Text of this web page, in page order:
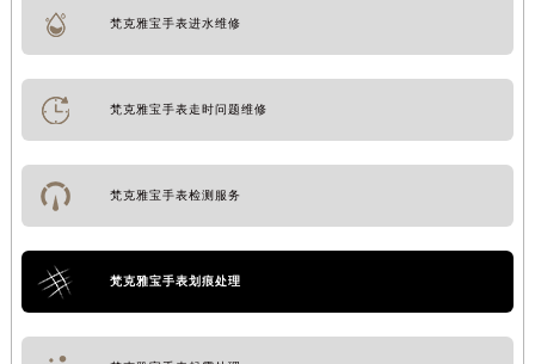
梵克雅宝手表进水维修
梵克雅宝手表走时问题维修
梵克雅宝手表检测服务
梵克雅宝手表划痕处理